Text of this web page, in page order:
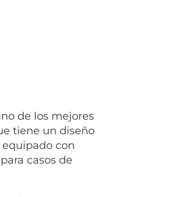
de los mejores
tiene un diseño
con
casos de